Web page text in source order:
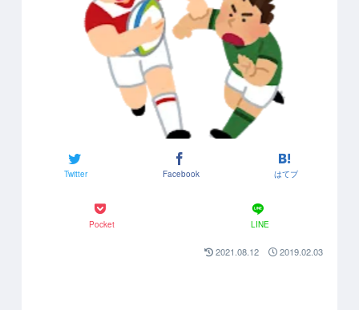
Twitter Facebook はてブ
Pocket LINE
2021.08.12 2019.02.03